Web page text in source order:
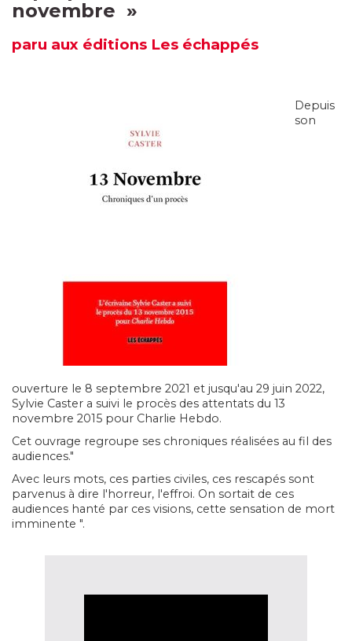
novembre »
paru aux éditions Les échappés
Depuis
son
ouverture le 8 septembre 2021 et jusqu'au 29 juin 2022,
Sylvie Caster a suivi le procès des attentats du 13
novembre 2015 pour Charlie Hebdo.
Cet ouvrage regroupe ses chroniques réalisées au fil des
audiences."
Avec leurs mots, ces parties civiles, ces rescapés sont
parvenus à dire l'horreur, l'effroi. On sortait de ces
audiences hanté par ces visions, cette sensation de mort
imminente ".